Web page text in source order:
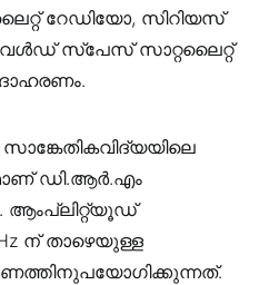
റേഡിയോ, സിറിയസ്
സ്പേസ് സാറ്റലൈറ്റ്
ഡി.ആർ.എം
ആംപ്ലിറ്റ്യൂഡ്
ന് താഴെയുള്ള